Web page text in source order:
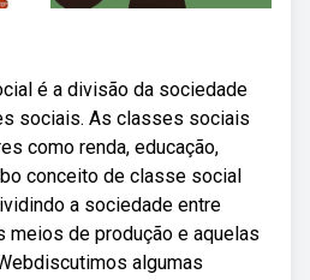
é a divisão da sociedade
sociais. As classes sociais
como renda, educação,
conceito de classe social
a sociedade entre
de produção e aquelas
algumas